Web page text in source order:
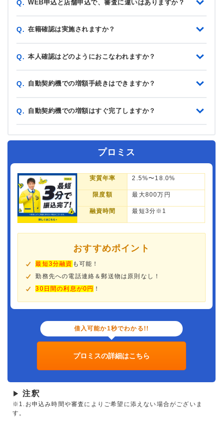
Q. WEB申込と店舗申込で、審査に違いはありますか？
Q. 在籍確認は実施されますか？
Q. 本人確認はどのようにおこなわれますか？
Q. 自動契約機での増額手続きはできますか？
Q. 自動契約機での増額はすぐ完了しますか？
プロミス
実質年率 2.5%〜18.0%
限度額 最大800万円
融資時間 最短3分※1
おすすめポイント
最短3分融資 も可能！
勤務先への電話連絡＆郵送物は原則なし！
30日間の利息が0円 ！
借入可能か1秒でわかる!!
プロミスの詳細はこちら
▶ 注釈
※1.お申込み時間や審査によりご希望に添えない場合がございま
す。